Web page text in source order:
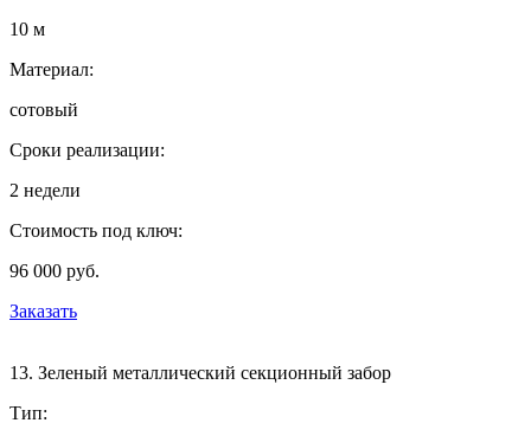
10 м
Материал:
сотовый
Сроки реализации:
2 недели
Стоимость под ключ:
96 000 руб.
Заказать
13. Зеленый металлический секционный забор
Тип: